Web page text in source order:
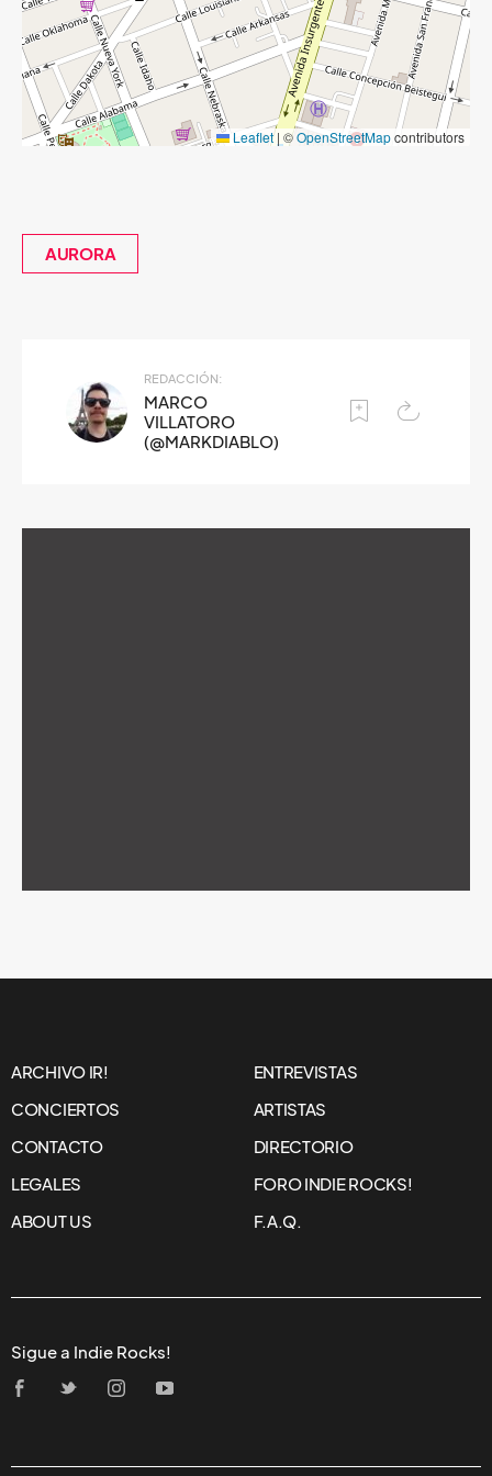
Leaflet | ©OpenStreetMapcontributors
AURORA
REDACCIÓN:
MARCO
VILLATORO
(@MARKDIABLO)
ARCHIVO IR!
ENTREVISTAS
CONCIERTOS
ARTISTAS
CONTACTO
DIRECTORIO
LEGALES
FORO INDIE ROCKS!
ABOUT US
F.A.Q.
Sigue a Indie Rocks!